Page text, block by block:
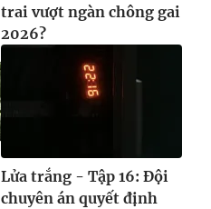
trai vượt ngàn chông gai
2026?
Lửa trắng - Tập 16: Đội
chuyên án quyết định